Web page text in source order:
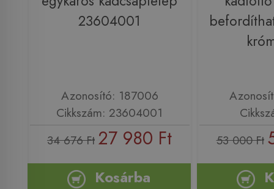
23604001
Azonosító: 187006
Cikkszám: 23604001
34 676 Ft 27 980 Ft
Kosárba
53 000 Ft